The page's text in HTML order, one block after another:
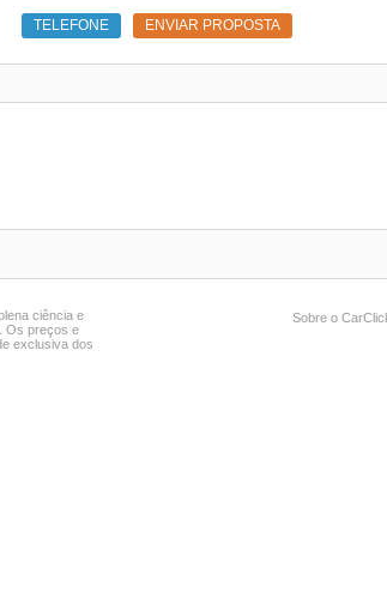
TELEFONE ENVIAR PROPOSTA
ciência e
Os preços e
exclusiva dos
Sobre o